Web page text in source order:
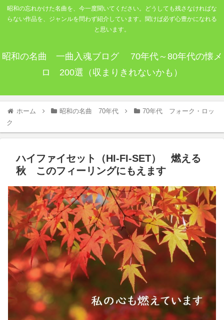
昭和の忘れかけた名曲を、今一度聞いてください。どうしても残さなければな
らない作品を、ジャンルを問わず紹介しています。聞けば必ず心豊かになれる
と思います。
昭和の名曲 一曲入魂ブログ 70年代～80年代の懐メ
ロ 200選（収まりきれないかも）
ホーム 昭和の名曲 70年代
70年代 フォーク・ロッ
ク
ハイファイセット（HI-FI-SET） 燃える
秋 このフィーリングにもえます